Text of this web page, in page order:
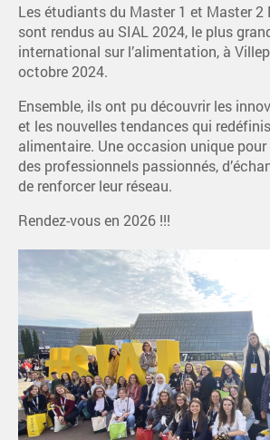
Les étudiants du Master 1 et Master 2
sont rendus au SIAL 2024, le plus
international sur l’alimentation, à
octobre 2024.
Ensemble, ils ont pu découvrir les
et les nouvelles tendances qui
alimentaire. Une occasion unique
des professionnels passionnés,
de renforcer leur réseau.
Rendez-vous en 2026 !!!